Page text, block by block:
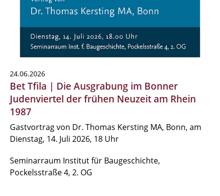
24.06.2026
Bet Tfila | Die Ausgrabung im Bonner
Judenviertel der frühen Neuzeit am Rhein
1987
Gastvortrag von Dr. Thomas Kersting MA, Bonn, am
Dienstag, 14. Juli 2026, 18 Uhr
Seminarraum Institut für Baugeschichte,
Pockelsstraße 4, 2. OG